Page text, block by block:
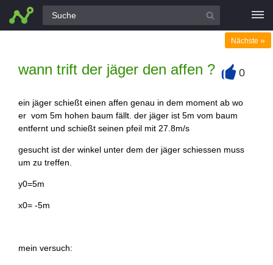
Alle Fragen
wann trift der jäger den affen ?
Nächste »
0
ein jäger schießt einen affen genau in dem moment ab wo
er vom 5m hohen baum fällt. der jäger ist 5m vom baum
entfernt und schießt seinen pfeil mit 27.8m/s
gesucht ist der winkel unter dem der jäger schiessen muss
um zu treffen.
y0=5m
x0= -5m
mein versuch: